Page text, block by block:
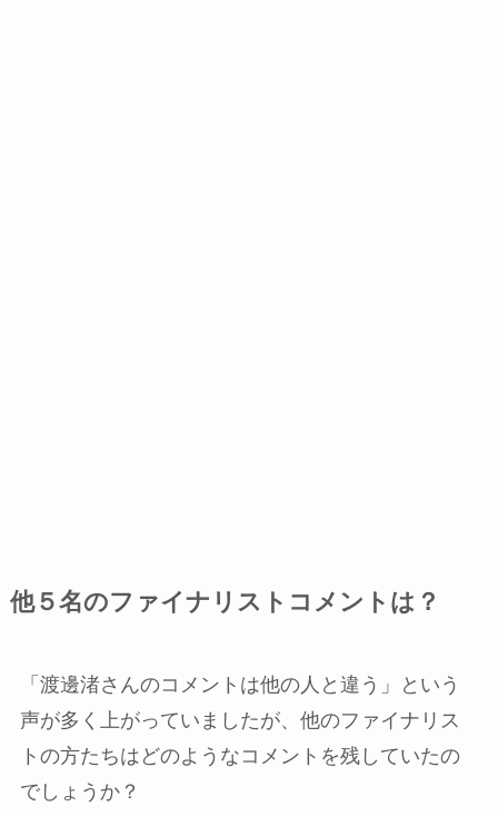
他５名のファイナリストコメントは？
「渡邊渚さんのコメントは他の人と違う」という
声が多く上がっていましたが、他のファイナリス
トの方たちはどのようなコメントを残していたの
でしょうか？